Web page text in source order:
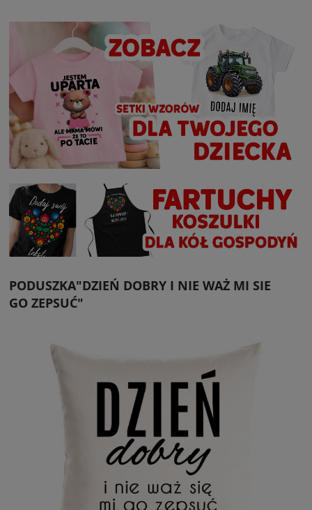
PODUSZKA"DZIEŃ DOBRY I NIE WAŻ MI SIE
GO ZEPSUĆ"